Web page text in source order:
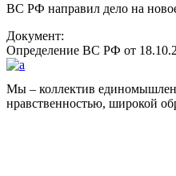
ВС РФ направил дело на
Документ:
Определение ВС РФ от
Мы – коллектив
нравственностью, широкой